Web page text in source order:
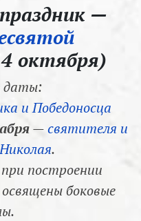
—
октября)
и Победоносца
—святителя и
.
построении
боковые